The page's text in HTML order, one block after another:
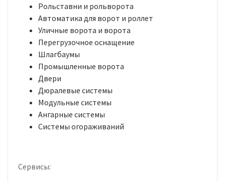
Рольставни и рольворота
Автоматика для ворот и роллет
Уличные ворота и ворота
Перегрузочное оснащение
Шлагбаумы
Промышленные ворота
Двери
Дюралевые системы
Модульные системы
Ангарные системы
Системы огораживаний
Сервисы: